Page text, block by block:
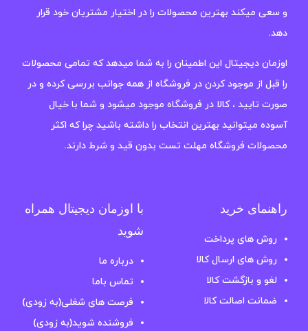
و سعی میکند بهترین محصولات را در اختیار مشتریان خود قرار
دهد.
اوزمان دیجیتال این اطمینان را به شما میدهد که تمامی محصولات
را قبل از موجود کردن در فروشگاه از همه جوانب بررسی کرده و در
صورت تایید ، کالا در فروشگاه موجود میشود و شما با خیال
آسوده میتوانید بهترین انتخاب را داشته باشید چرا که اکثر
محصولات فروشگاه مهلت تست بدون قید و شرط دارند.
راهنمای خرید
روش های پرداخت
روش های ارسال کالا
لغو و بازگشت کالا
ضمانت اصالت کالا
با اوزمان دیجیتال همراه
شوید
درباره ما
تماس باما
فرصت های شغلی(به زودی)
فروشنده شوید(به زودی)